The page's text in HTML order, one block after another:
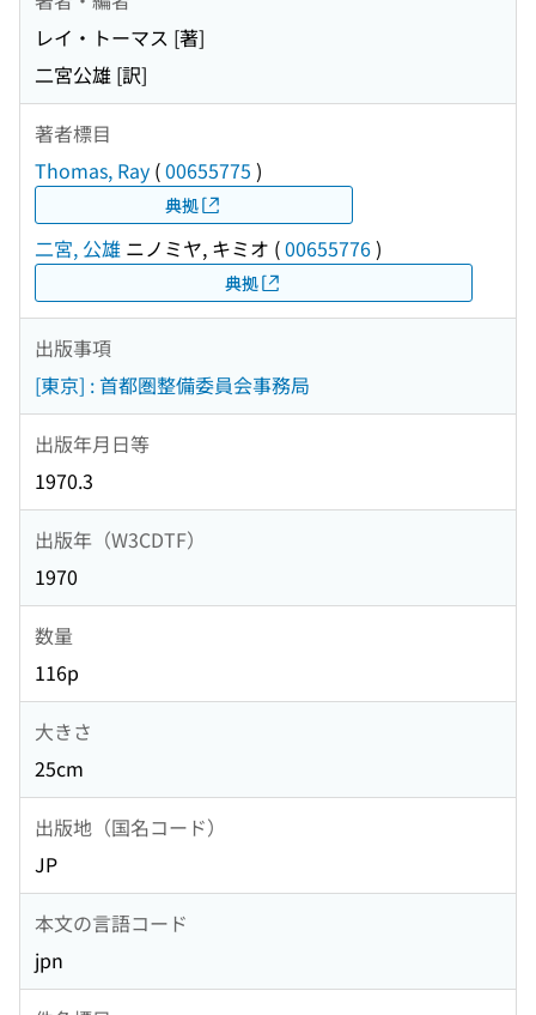
レイ・トーマス [著]
二宮公雄 [訳]
著者標目
Thomas, Ray (00655775 )
典拠
二宮, 公雄 ニノミヤ, キミオ (00655776)
典拠
出版事項
[東京] : 首都圏整備委員会事務局
出版年月日等
1970.3
出版年（W3CDTF）
1970
数量
116p
大きさ
25cm
出版地（国名コード）
JP
本文の言語コード
jpn